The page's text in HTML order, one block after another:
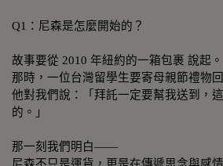
Q1：尼森是怎麼開始的？
故事要從 2010 年紐約的一箱包裹 說起。
那時，一位台灣留學生要寄母親節禮物回
他對我們說：「拜託一定要幫我送到，
的。」
那一刻我們明白——